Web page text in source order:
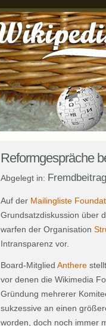
Reformgespräche
Abgelegt in: Fremdbeitrag
Auf der Mailingliste
Grundsatzdiskussion über
warfen der Organisation
Intransparenz vor.
Board-Mitglied Anthere
vor denen die Wikimedia
Gründung mehrerer
sukzessive an einen
worden, doch noch immer